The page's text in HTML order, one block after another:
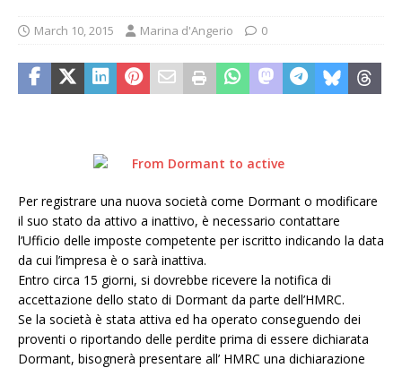
March 10, 2015 Marina d'Angerio 0
Per registrare una nuova società come Dormant o modificare
il suo stato da attivo a inattivo, è necessario contattare
l’Ufficio delle imposte competente per iscritto indicando la data
da cui l’impresa è o sarà inattiva.
Entro circa 15 giorni, si dovrebbe ricevere la notifica di
accettazione dello stato di Dormant da parte dell’HMRC.
Se la società è stata attiva ed ha operato conseguendo dei
proventi o riportando delle perdite prima di essere dichiarata
Dormant, bisognerà presentare all’ HMRC una dichiarazione